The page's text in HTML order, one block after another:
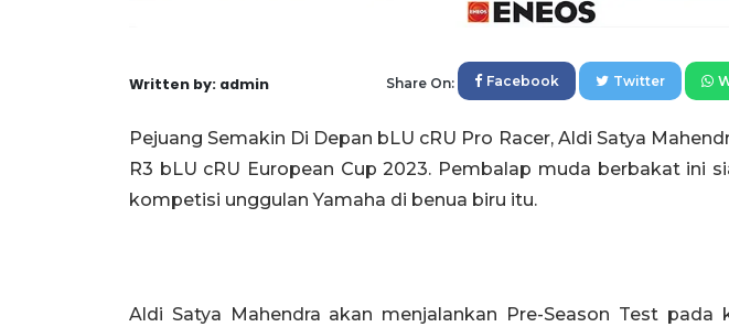
Written by: admin Share On: Facebook Twitter
Pejuang Semakin Di Depan bLU cRU Pro Racer, Aldi Satya
R3 bLU cRU European Cup 2023. Pembalap muda berbakat ini
kompetisi unggulan Yamaha di benua biru itu.
Aldi Satya Mahendra akan menjalankan Pre-Season Test pada